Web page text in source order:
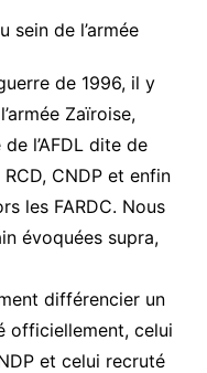
sein de l’armée
de 1996, il y
Zaïroise,
l’AFDL dite de
CNDP et enfin
les FARDC. Nous
évoquées supra,
différencier un
officiellement, celui
et celui recruté